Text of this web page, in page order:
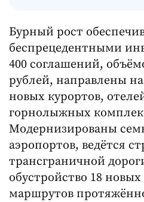
Бурный рост
беспрецедентными
400 соглашений,
рублей, направлены
новых курортов,
горнолыжных
Модернизированы
аэропортов, ведётся
трансграничной
обустройство 18
маршрутов